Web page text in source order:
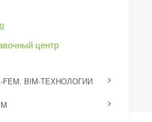
центр
BIM-ТЕХНОЛОГИИ